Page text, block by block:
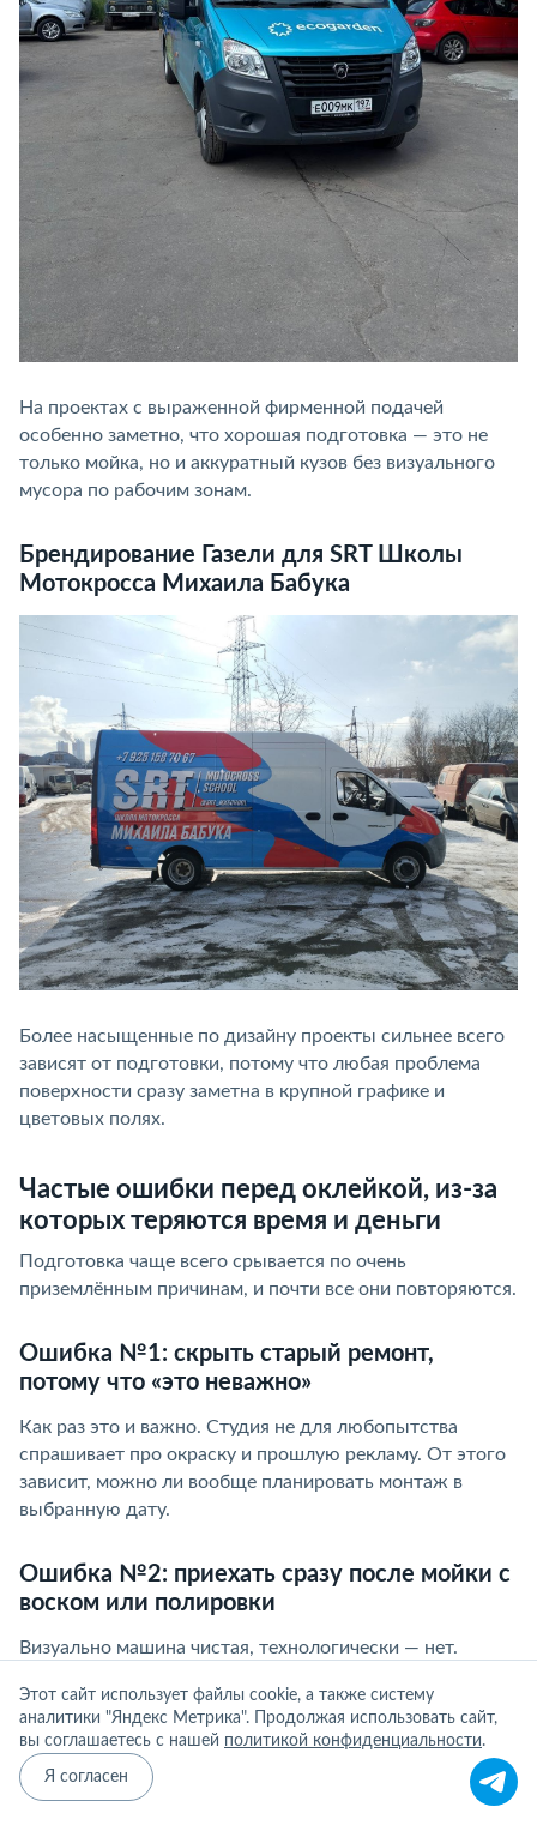
На проектах с выраженной фирменной подачей
особенно заметно, что хорошая подготовка — это не
только мойка, но и аккуратный кузов без визуального
мусора по рабочим зонам.
Брендирование Газели для SRT Школы
Мотокросса Михаила Бабука
Более насыщенные по дизайну проекты сильнее всего
зависят от подготовки, потому что любая проблема
поверхности сразу заметна в крупной графике и
цветовых полях.
Частые ошибки перед оклейкой, из-за
которых теряются время и деньги
Подготовка чаще всего срывается по очень
приземлённым причинам, и почти все они повторяются.
Ошибка №1: скрыть старый ремонт,
потому что «это неважно»
Как раз это и важно. Студия не для любопытства
спрашивает про окраску и прошлую рекламу. От этого
зависит, можно ли вообще планировать монтаж в
выбранную дату.
Ошибка №2: приехать сразу после мойки с
воском или полировки
Визуально машина чистая, технологически — нет.
того, что не должно было появляться перед оклейкой
Ошибка №3: согласовывать смысл макета
Этот сайт использует файлы cookie, а также систему
аналитики "Яндекс Метрика". Продолжая использовать сайт,
вы соглашаетесь с нашей политикой конфиденциальности.
Я согласен